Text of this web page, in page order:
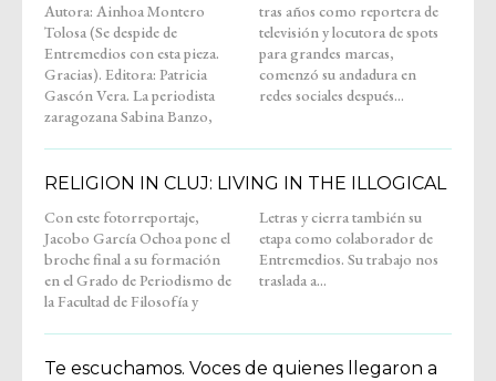
Autora: Ainhoa Montero
Tolosa (Se despide de
Entremedios con esta pieza.
Gracias). Editora: Patricia
Gascón Vera. La periodista
zaragozana Sabina Banzo,
tras años como reportera de
televisión y locutora de spots
para grandes marcas,
comenzó su andadura en
redes sociales después...
RELIGION IN CLUJ: LIVING IN THE ILLOGICAL
Con este fotorreportaje,
Jacobo García Ochoa pone el
broche final a su formación
en el Grado de Periodismo de
la Facultad de Filosofía y
Letras y cierra también su
etapa como colaborador de
Entremedios. Su trabajo nos
traslada a...
Te escuchamos. Voces de quienes llegaron a